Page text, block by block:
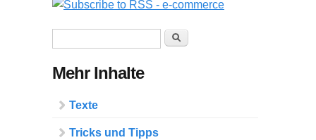
Suche
Mehr Inhalte
Texte
Tricks und Tipps